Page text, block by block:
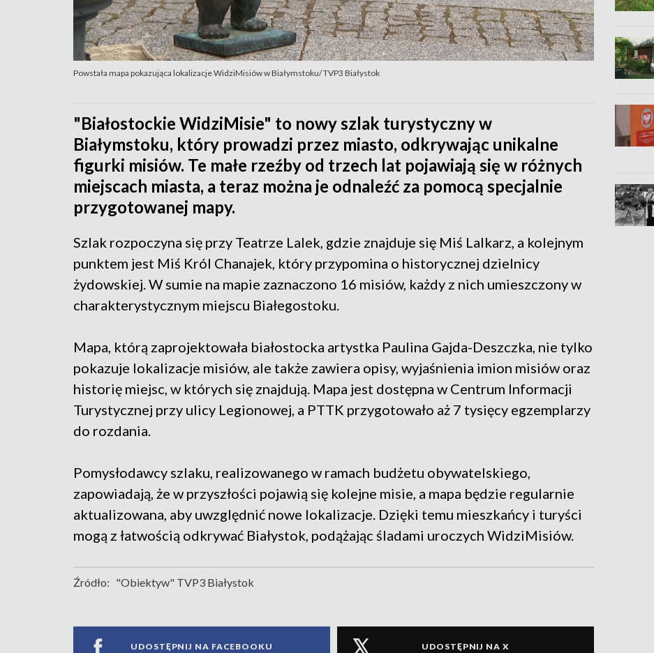
Powstała mapa pokazująca lokalizacje WidziMisiów w Białymstoku/ TVP3 Białystok
"Białostockie WidziMisie" to nowy szlak turystyczny w
Białymstoku, który prowadzi przez miasto, odkrywając unikalne
figurki misiów. Te małe rzeźby od trzech lat pojawiają się w różnych
miejscach miasta, a teraz można je odnaleźć za pomocą specjalnie
przygotowanej mapy.
Szlak rozpoczyna się przy Teatrze Lalek, gdzie znajduje się Miś Lalkarz, a kolejnym
punktem jest Miś Król Chanajek, który przypomina o historycznej dzielnicy
żydowskiej. W sumie na mapie zaznaczono 16 misiów, każdy z nich umieszczony w
charakterystycznym miejscu Białegostoku.
Mapa, którą zaprojektowała białostocka artystka Paulina Gajda-Deszczka, nie tylko
pokazuje lokalizacje misiów, ale także zawiera opisy, wyjaśnienia imion misiów oraz
historię miejsc, w których się znajdują. Mapa jest dostępna w Centrum Informacji
Turystycznej przy ulicy Legionowej, a PTTK przygotowało aż 7 tysięcy egzemplarzy
do rozdania.
Pomysłodawcy szlaku, realizowanego w ramach budżetu obywatelskiego,
zapowiadają, że w przyszłości pojawią się kolejne misie, a mapa będzie regularnie
aktualizowana, aby uwzględnić nowe lokalizacje. Dzięki temu mieszkańcy i turyści
mogą z łatwością odkrywać Białystok, podążając śladami uroczych WidziMisiów.
Źródło: "Obiektyw" TVP3 Białystok
UDOSTĘPNIJ NA FACEBOOKU UDOSTĘPNIJ NA X